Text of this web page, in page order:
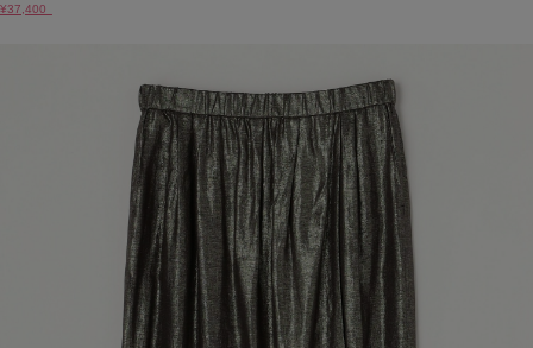
¥37,400